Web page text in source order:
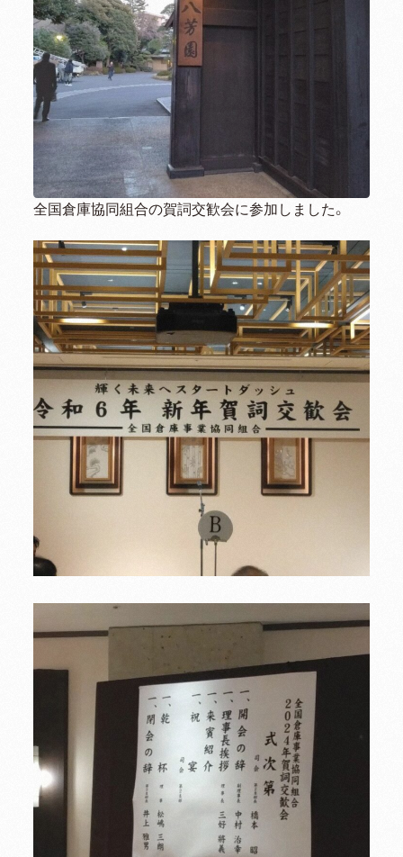
全国倉庫協同組合の賀詞交歓会に参加しました。